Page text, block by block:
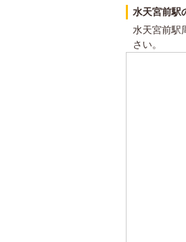
水天宮前駅
水天宮前駅
さい。